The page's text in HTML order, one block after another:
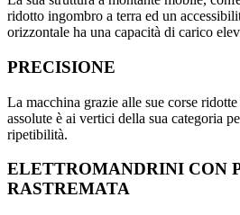
ridotto ingombro a terra ed un
orizzontale ha una capacità di carico
PRECISIONE
La macchina grazie alle sue corse
assolute è ai vertici della sua categoria
ripetibilità.
ELETTROMANDRINI CON
RASTREMATA